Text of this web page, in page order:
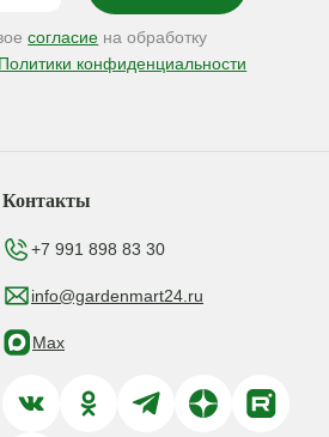
согласие на обработку
Политики конфиденциальности
Контакты
+7 991 898 83 30
info@gardenmart24.ru
Max